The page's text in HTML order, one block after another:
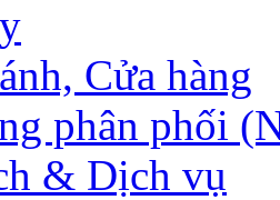
Cửa hàng
phân phối
& Dịch vụ